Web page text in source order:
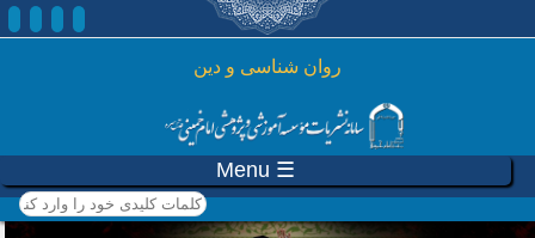
رفتن به محتوای اصلی
روان شناسی و دين
☰ Menu
کلمات کلیدی خود را وارد
کنید